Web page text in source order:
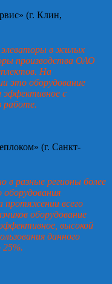
(г. Клин,
в жилых
производства ОАО
На
это оборудование
эффективное с
работе.
(г. Санкт-
в разные регионы более
оборудования
протяжении всего
оборудование
высокой
данного
25%.